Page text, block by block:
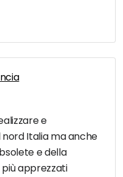
e
Italia ma anche
e della
più apprezzati